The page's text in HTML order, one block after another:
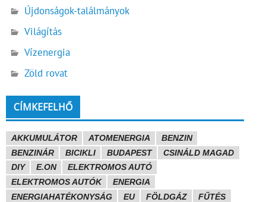
Újdonságok-találmányok
Világítás
Vízenergia
Zöld rovat
CÍMKEFELHŐ
AKKUMULÁTOR ATOMENERGIA
BENZIN
BENZINÁR
BICIKLI BUDAPEST
CSINÁLD MAGAD
DIY
E.ON
ELEKTROMOS AUTÓ
ELEKTROMOS AUTÓK
ENERGIA
ENERGIAHATÉKONYSÁG
EU FÖLDGÁZ
FŰTÉS